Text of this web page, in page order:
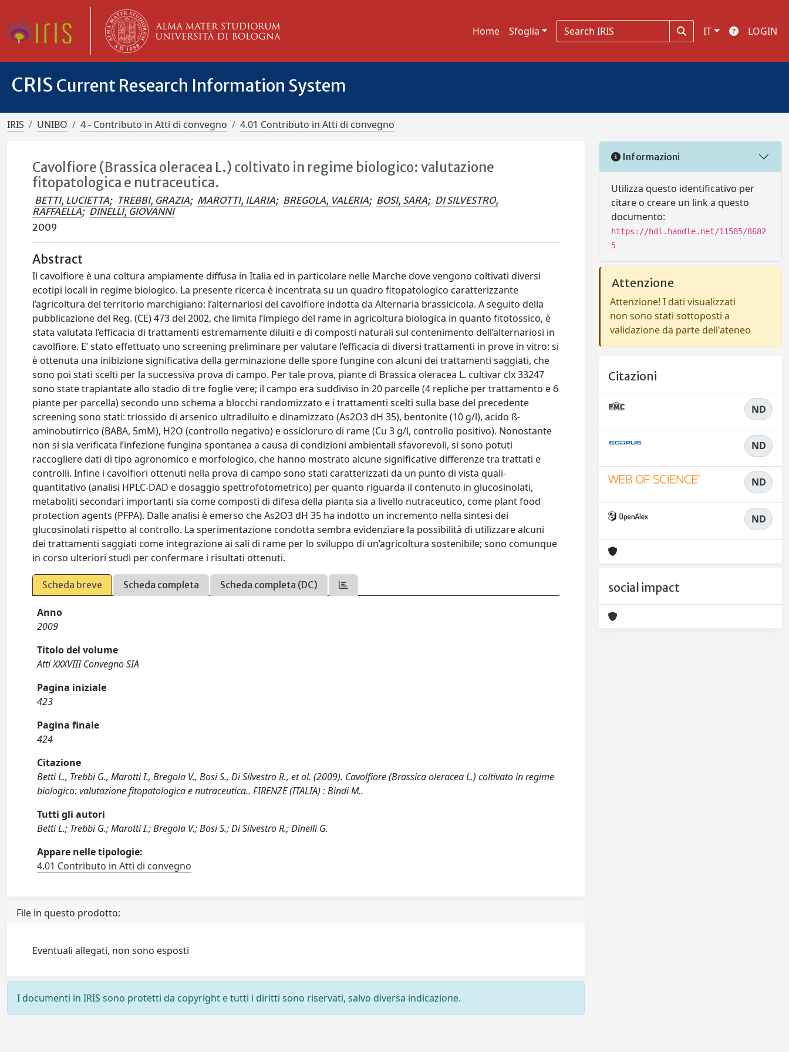
Home Sfoglia IT LOGIN
CRIS Current Research Information System
IRIS UNIBO 4 - Contributo in Atti di convegno 4.01 Contributo in Atti di convegno
Cavolfiore (Brassica oleracea L.) coltivato in regime biologico: valutazione
fitopatologica e nutraceutica.
BETTI, LUCIETTA; TREBBI, GRAZIA; MAROTTI, ILARIA; BREGOLA, VALERIA; BOSI, SARA; DI SILVESTRO,
RAFFAELLA; DINELLI, GIOVANNI
2009
Abstract
Il cavolfiore è una coltura ampiamente diffusa in Italia ed in particolare nelle Marche dove vengono coltivati diversi
ecotipi locali in regime biologico. La presente ricerca è incentrata su un quadro fitopatologico caratterizzante
l’agricoltura del territorio marchigiano: l’alternariosi del cavolfiore indotta da Alternaria brassicicola. A seguito della
pubblicazione del Reg. (CE) 473 del 2002, che limita l’impiego del rame in agricoltura biologica in quanto fitotossico, è
stata valutata l’efficacia di trattamenti estremamente diluiti e di composti naturali sul contenimento dell’alternariosi in
cavolfiore. E’ stato effettuato uno screening preliminare per valutare l’efficacia di diversi trattamenti in prove in vitro: si
è ottenuta una inibizione significativa della germinazione delle spore fungine con alcuni dei trattamenti saggiati, che
sono poi stati scelti per la successiva prova di campo. Per tale prova, piante di Brassica oleracea L. cultivar clx 33247
sono state trapiantate allo stadio di tre foglie vere; il campo era suddiviso in 20 parcelle (4 repliche per trattamento e 6
piante per parcella) secondo uno schema a blocchi randomizzato e i trattamenti scelti sulla base del precedente
screening sono stati: triossido di arsenico ultradiluito e dinamizzato (As2O3 dH 35), bentonite (10 g/l), acido ß-
aminobutirrico (BABA, 5mM), H2O (controllo negativo) e ossicloruro di rame (Cu 3 g/l, controllo positivo). Nonostante
non si sia verificata l’infezione fungina spontanea a causa di condizioni ambientali sfavorevoli, si sono potuti
raccogliere dati di tipo agronomico e morfologico, che hanno mostrato alcune significative differenze tra trattati e
controlli. Infine i cavolfiori ottenuti nella prova di campo sono stati caratterizzati da un punto di vista quali-
quantitativo (analisi HPLC-DAD e dosaggio spettrofotometrico) per quanto riguarda il contenuto in glucosinolati,
metaboliti secondari importanti sia come composti di difesa della pianta sia a livello nutraceutico, come plant food
protection agents (PFPA). Dalle analisi è emerso che As2O3 dH 35 ha indotto un incremento nella sintesi dei
glucosinolati rispetto al controllo. La sperimentazione condotta sembra evidenziare la possibilità di utilizzare alcuni
dei trattamenti saggiati come integrazione ai sali di rame per lo sviluppo di un’agricoltura sostenibile; sono comunque
in corso ulteriori studi per confermare i risultati ottenuti.
Scheda breve Scheda completa Scheda completa (DC)
Anno
2009
Titolo del volume
Atti XXXVIII Convegno SIA
Pagina iniziale
423
Pagina finale
424
Citazione
Betti L., Trebbi G., Marotti I., Bregola V., Bosi S., Di Silvestro R., et al. (2009). Cavolfiore (Brassica oleracea L.) coltivato in regime
biologico: valutazione fitopatologica e nutraceutica.. FIRENZE (ITALIA) : Bindi M..
Tutti gli autori
Betti L.; Trebbi G.; Marotti I.; Bregola V.; Bosi S.; Di Silvestro R.; Dinelli G.
Appare nelle tipologie:
4.01 Contributo in Atti di convegno
File in questo prodotto:
Eventuali allegati, non sono esposti
I documenti in IRIS sono protetti da copyright e tutti i diritti sono riservati, salvo diversa indicazione.
Informazioni
Utilizza questo identificativo per
citare o creare un link a questo
documento:
https://hdl.handle.net/11585/8682
5
Attenzione
Attenzione! I dati visualizzati
non sono stati sottoposti a
validazione da parte dell'ateneo
Citazioni
ND
ND
ND
ND
social impact